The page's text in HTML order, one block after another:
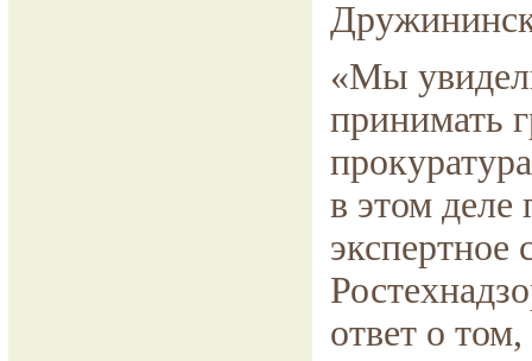
«Мы
принимать
в этом деле
экспертное
ответ о